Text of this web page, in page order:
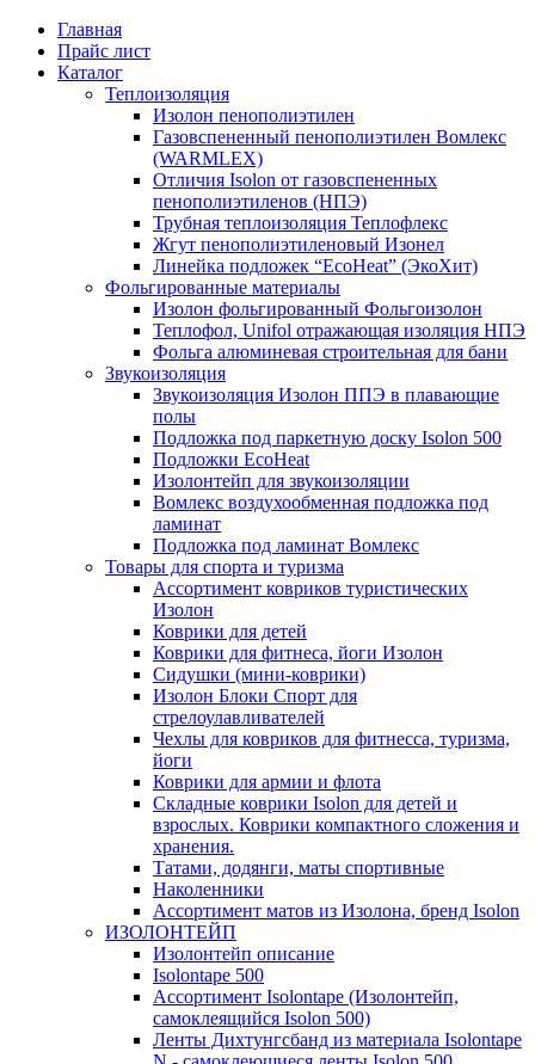
Главная
Прайс лист
Каталог
Теплоизоляция
Изолон пенополиэтилен
Газовспененный пенополиэтилен Вомлекс
(WARMLEX)
Отличия Isolon от газовспененных
пенополиэтиленов (НПЭ)
Трубная теплоизоляция Теплофлекс
Жгут пенополиэтиленовый Изонел
Линейка подложек “EcoHeat” (ЭкоХит)
Фольгированные материалы
Изолон фольгированный Фольгоизолон
Теплофол, Unifol отражающая изоляция НПЭ
Фольга алюминевая строительная для бани
Звукоизоляция
Звукоизоляция Изолон ППЭ в плавающие
полы
Подложка под паркетную доску Isolon 500
Подложки EcoHeat
Изолонтейп для звукоизоляции
Вомлекс воздухообменная подложка под
ламинат
Подложка под ламинат Вомлекс
Товары для спорта и туризма
Ассортимент ковриков туристических
Изолон
Коврики для детей
Коврики для фитнеса, йоги Изолон
Сидушки (мини-коврики)
Изолон Блоки Спорт для
стрелоулавливателей
Чехлы для ковриков для фитнесса, туризма,
йоги
Коврики для армии и флота
Складные коврики Isolon для детей и
взрослых. Коврики компактного сложения и
хранения.
Татами, додянги, маты спортивные
Наколенники
Ассортимент матов из Изолона, бренд Isolon
ИЗОЛОНТЕЙП
Изолонтейп описание
Isolontape 500
Ассортимент Isolontape (Изолонтейп,
самоклеящийся Isolon 500)
Ленты Дихтунгсбанд из материала Isolontape